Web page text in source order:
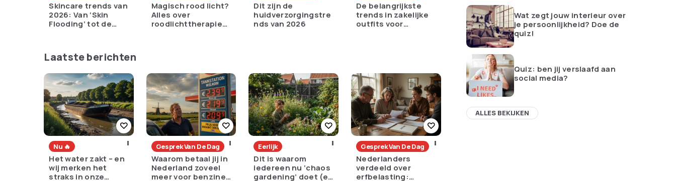
Skincare trends van
2026: Van ‘Skin
Flooding’ tot de
Magisch rood licht?
Alles over
roodlichttherapie
Dit zijn de
huidverzorgingstre
nds van 2026
De belangrijkste
trends in zakelijke
outfits voor
Laatste berichten
Nu 🔥
Het water zakt – en
wij merken het
straks in onze
Gesprek Van De Dag
Waarom betaal jij in
Nederland zoveel
meer voor benzine
Eerlijk
Dit is waarom
iedereen nu ‘chaos
gardening’ doet (en
Gesprek Van De Dag
Nederlanders
verdeeld over
erfbelasting:
Wat zegt jouw interieur over
je persoonlijkheid? Doe de
quiz!
Quiz: ben jij verslaafd aan
social media?
ALLES BEKIJKEN